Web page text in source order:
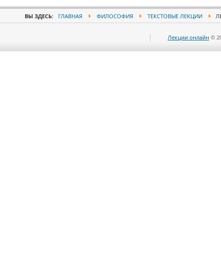
ВЫ ЗДЕСЬ: ГЛАВНАЯ ФИЛОСОФИЯ ТЕКСТОВЫЕ ЛЕКЦИИ
Лекции онлайн ©